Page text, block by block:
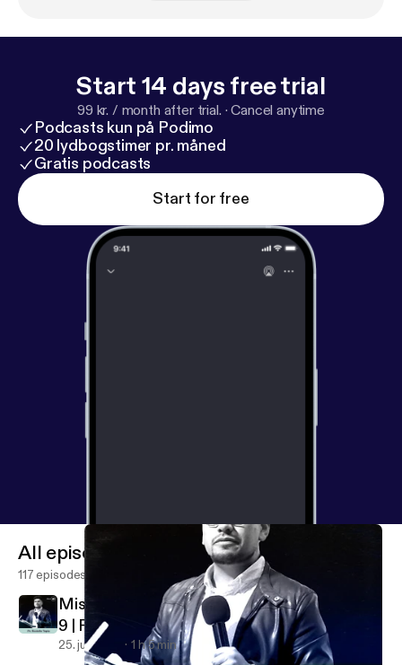
Start 14 days free trial
99 kr. / month after trial. ·Cancel anytime
Podcasts kun på Podimo
20 lydbogstimer pr. måned
Gratis podcasts
Start for free
All episodes
117 episodes
Misión Retorno, ¿Bailaras conmigo? | Parte
9 | Ps. Rodolfo Tapia
25. juli 2021 1 h 5 min